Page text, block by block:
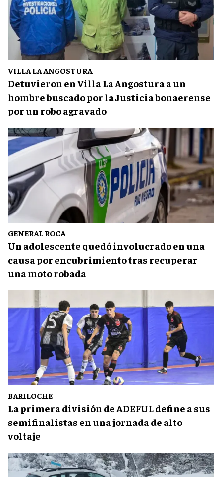
VILLA LA ANGOSTURA
Detuvieron en Villa La Angostura a un
hombre buscado por la Justicia bonaerense
por un robo agravado
GENERAL ROCA
Un adolescente quedó involucrado en una
causa por encubrimiento tras recuperar
una moto robada
BARILOCHE
La primera división de ADEFUL define a sus
semifinalistas en una jornada de alto
voltaje